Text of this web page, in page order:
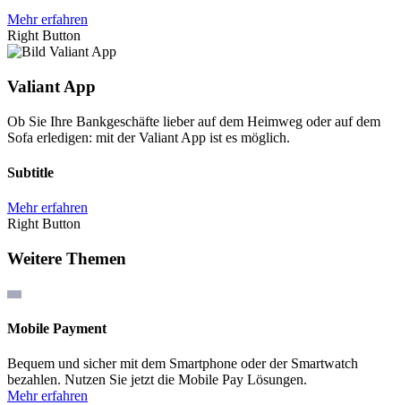
Mehr erfahren
Right Button
Valiant App
Ob Sie Ihre Bankgeschäfte lieber auf dem Heimweg oder auf dem
Sofa erledigen: mit der Valiant App ist es möglich.
Subtitle
Mehr erfahren
Right Button
Weitere Themen
Mobile Payment
Bequem und sicher mit dem Smartphone oder der Smartwatch
bezahlen. Nutzen Sie jetzt die Mobile Pay Lösungen.
Mehr erfahren